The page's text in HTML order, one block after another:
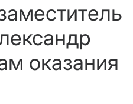
оказания